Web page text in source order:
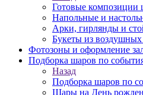
Готовые композиции
Напольные и
Арки, гирлянды и
Букеты из
Фотозоны и оформление
Подборка шаров по
Назад
Подборка шаров по
Шары на День